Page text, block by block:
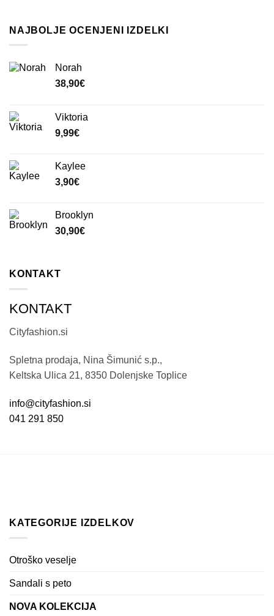
NAJBOLJE OCENJENI IZDELKI
Norah
38,90€
Viktoria
9,99€
Kaylee
3,90€
Brooklyn
30,90€
KONTAKT
KONTAKT
Cityfashion.si
Spletna prodaja, Nina Šimunić s.p.,
Keltska Ulica 21, 8350 Dolenjske Toplice
info@cityfashion.si
041 291 850
KATEGORIJE IZDELKOV
Otroško veselje
Sandali s peto
NOVA KOLEKCIJA